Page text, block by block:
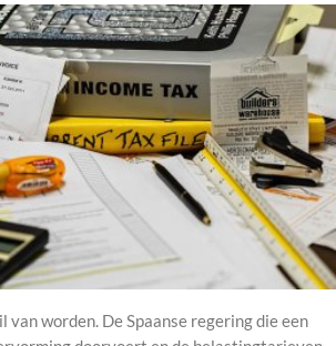
van worden. De Spaanse regering die een